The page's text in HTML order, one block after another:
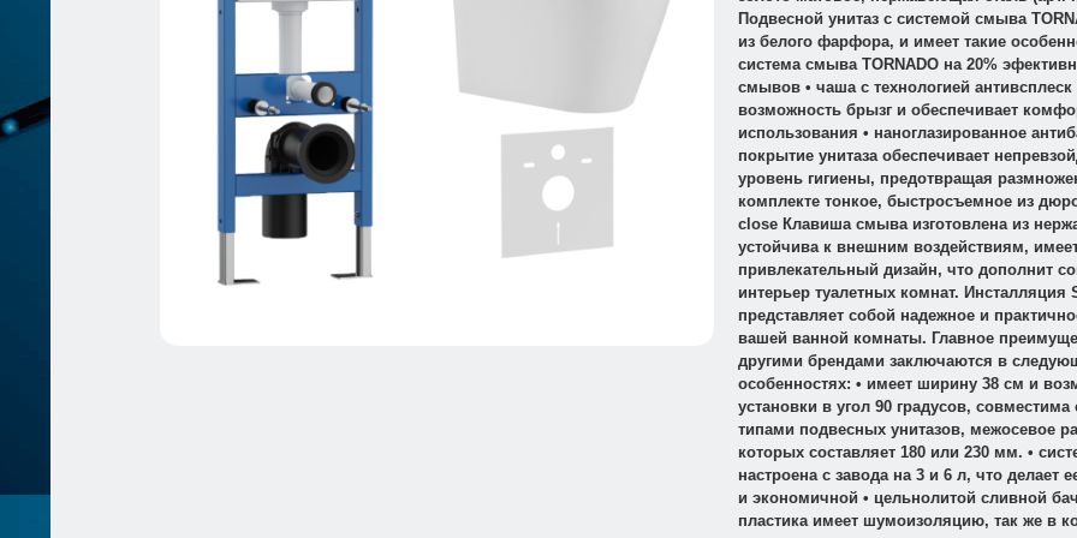
Подвесной унитаз с системой смыва
из белого фарфора, и имеет такие
система смыва TORNADO на 20%
смывов • чаша с технологией
возможность брызг и обеспечивает
использования • наноглазированное
покрытие унитаза обеспечивает
уровень гигиены, предотвращая
комплекте тонкое, быстросъемное из
close Клавиша смыва изготовлена из
устойчива к внешним воздействиям,
привлекательный дизайн, что дополнит
интерьер туалетных комнат. Инсталляция
представляет собой надежное и
вашей ванной комнаты. Главное
другими брендами заключаются в
особенностях: • имеет ширину 38 см и
установки в угол 90 градусов,
типами подвесных унитазов, межосевое
которых составляет 180 или 230 мм. •
настроена с завода на 3 и 6 л, что делает
и экономичной • цельнолитой сливной
пластика имеет шумоизоляцию, так же в